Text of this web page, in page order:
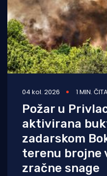
04 kol. 2026 1 MIN.
Požar u
aktivirana
zadarskom
terenu brojne
zračne snage